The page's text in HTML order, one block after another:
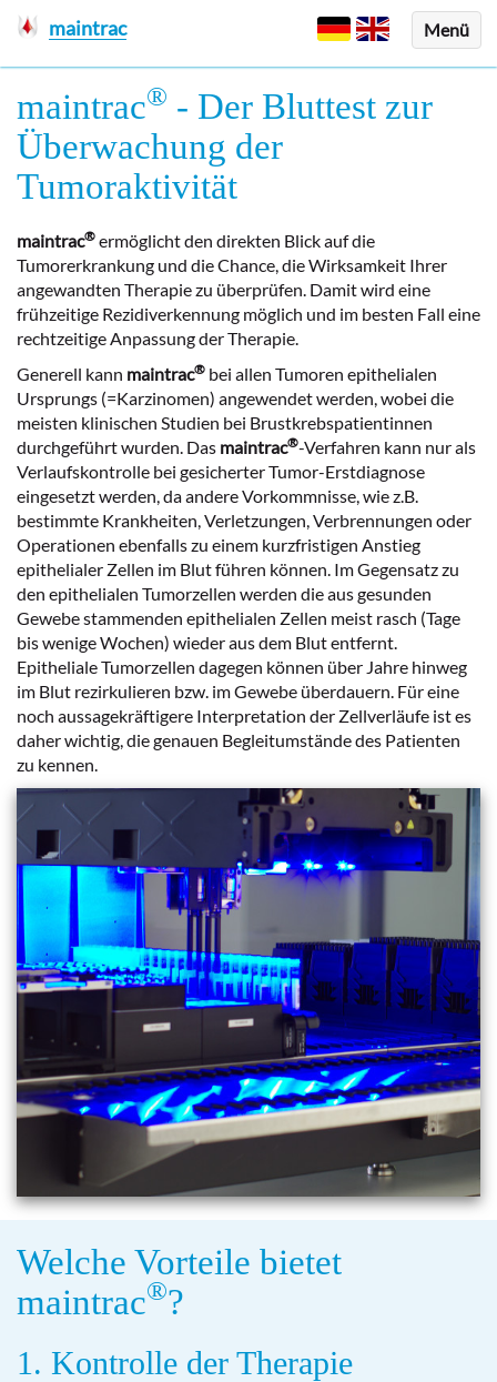
Menü
maintrac
maintrac® - Der Bluttest zur
Überwachung der
Tumoraktivität
maintrac® ermöglicht den direkten Blick auf die
Tumorerkrankung und die Chance, die Wirksamkeit Ihrer
angewandten Therapie zu überprüfen. Damit wird eine
frühzeitige Rezidiverkennung möglich und im besten Fall eine
rechtzeitige Anpassung der Therapie.
Generell kann maintrac® bei allen Tumoren epithelialen
Ursprungs (=Karzinomen) angewendet werden, wobei die
meisten klinischen Studien bei Brustkrebspatientinnen
durchgeführt wurden. Das maintrac®-Verfahren kann nur als
Verlaufskontrolle bei gesicherter Tumor-Erstdiagnose
eingesetzt werden, da andere Vorkommnisse, wie z.B.
bestimmte Krankheiten, Verletzungen, Verbrennungen oder
Operationen ebenfalls zu einem kurzfristigen Anstieg
epithelialer Zellen im Blut führen können. Im Gegensatz zu
den epithelialen Tumorzellen werden die aus gesunden
Gewebe stammenden epithelialen Zellen meist rasch (Tage
bis wenige Wochen) wieder aus dem Blut entfernt.
Epitheliale Tumorzellen dagegen können über Jahre hinweg
im Blut rezirkulieren bzw. im Gewebe überdauern. Für eine
noch aussagekräftigere Interpretation der Zellverläufe ist es
daher wichtig, die genauen Begleitumstände des Patienten
zu kennen.
Welche Vorteile bietet
maintrac®?
1. Kontrolle der Therapie